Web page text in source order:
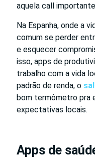
aquela call
Na Espanha, onde a
comum se perder
e esquecer
isso, apps de
trabalho com a vida
padrão de renda, o
bom termômetro pra
expectativas locais.
Apps de